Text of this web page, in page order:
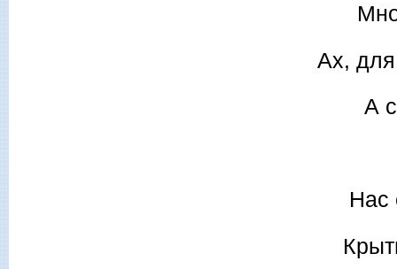
Ах, для
А
Нас